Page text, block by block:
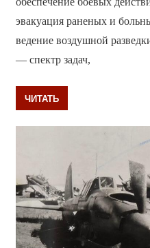
эвакуация раненых и
ведение воздушной
— спектр задач,
ЧИТАТЬ